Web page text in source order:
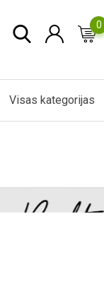
0
Visas kategorijas